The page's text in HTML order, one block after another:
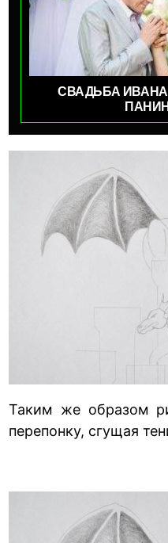
СВАДЬБА
Таким же образом
перепонку, сгущая